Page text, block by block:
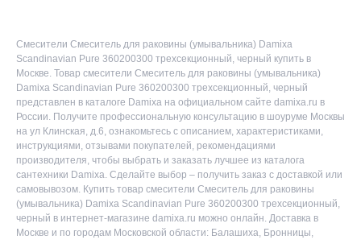
Смесители Смеситель для раковины (умывальника) Damixa
Scandinavian Pure 360200300 трехсекционный, черный купить в
Москве. Товар смесители Смеситель для раковины (умывальника)
Damixa Scandinavian Pure 360200300 трехсекционный, черный
представлен в каталоге Damixa на официальном сайте damixa.ru в
России. Получите профессиональную консультацию в шоуруме Москвы
на ул Клинская, д.6, ознакомьтесь с описанием, характеристиками,
инструкциями, отзывами покупателей, рекомендациями
производителя, чтобы выбрать и заказать лучшее из каталога
сантехники Damixa. Сделайте выбор – получить заказ с доставкой или
самовывозом. Купить товар смесители Смеситель для раковины
(умывальника) Damixa Scandinavian Pure 360200300 трехсекционный,
черный в интернет-магазине damixa.ru можно онлайн. Доставка в
Москве и по городам Московской области: Балашиха, Бронницы,